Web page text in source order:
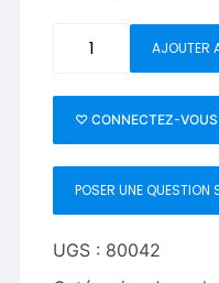
Playing
Cards
by
theory11
AJOUTER
♡ CONNECTEZ-VOUS
POSER UNE QUESTION
UGS : 80042